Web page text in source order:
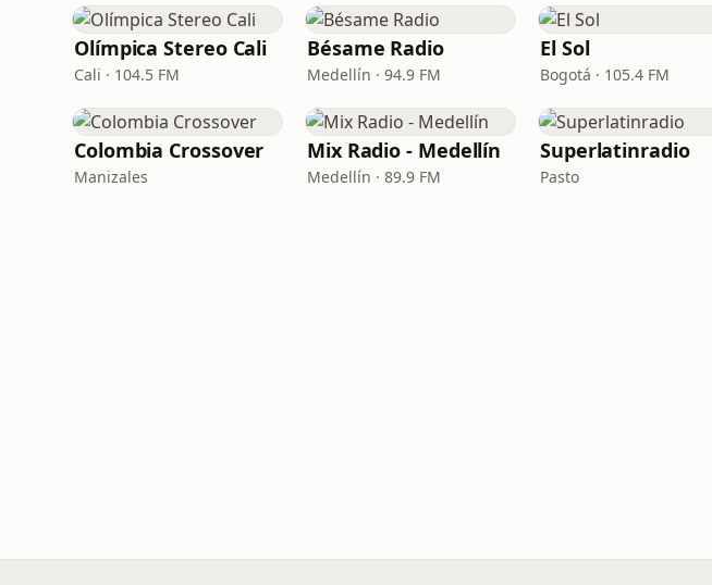
Olímpica Stereo Cali
Cali · 104.5 FM
Bésame Radio
Medellín · 94.9 FM
El Sol
Bogotá · 105.4 FM
Colombia Crossover
Manizales
Mix Radio - Medellín
Medellín · 89.9 FM
Superlatinradio
Pasto